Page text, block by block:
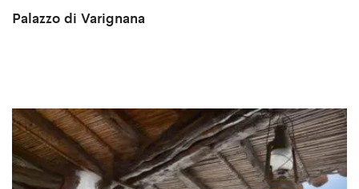
Palazzo di Varignana